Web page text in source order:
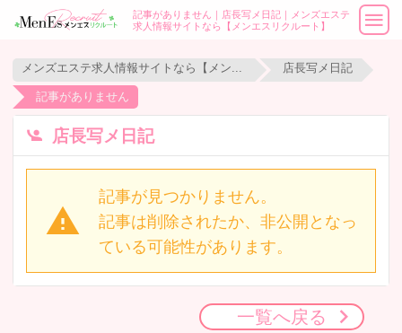
記事がありません｜店長写メ日記｜メンズエステ
求人情報サイトなら【メンエスリクルート】
店長写メ日記
記事がありません
店長写メ日記
記事が見つかりません。
記事は削除されたか、非公開となっ
ている可能性があります。
一覧へ戻る